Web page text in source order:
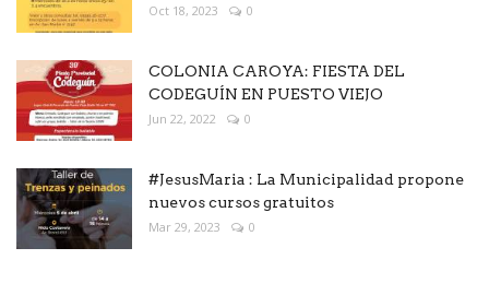
Oct 18, 2023 0
COLONIA CAROYA: FIESTA DEL
CODEGUÍN EN PUESTO VIEJO
Jun 22, 2022 0
#JesusMaria : La Municipalidad propone
nuevos cursos gratuitos
Mar 29, 2023 0